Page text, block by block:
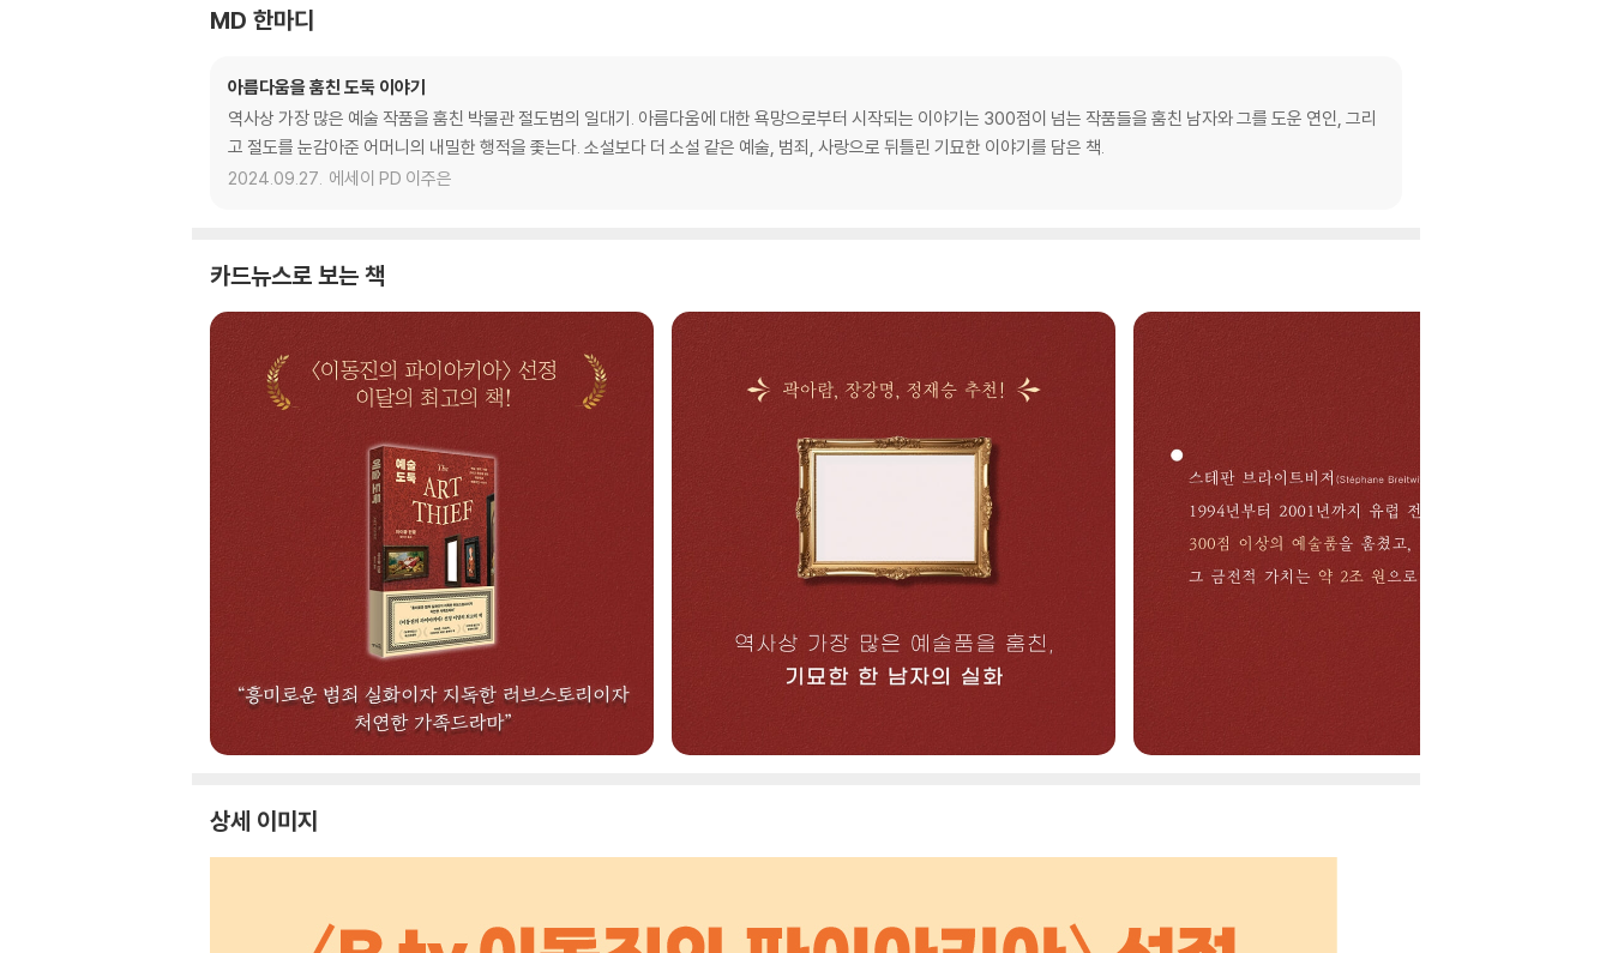
MD 한마디
아름다움을 훔친 도둑 이야기
역사상 가장 많은 예술 작품을 훔친 박물관 절도범의 일대기. 아름다움에 대한 욕망으로부터 시작되는 이야기는 300점이 넘는 작품들을 훔친 남자와 그를 도운 연인, 그리
고 절도를 눈감아준 어머니의 내밀한 행적을 좇는다. 소설보다 더 소설 같은 예술, 범죄, 사랑으로 뒤틀린 기묘한 이야기를 담은 책.
2024.09.27. 에세이 PD 이주은
카드뉴스로 보는 책
상세 이미지